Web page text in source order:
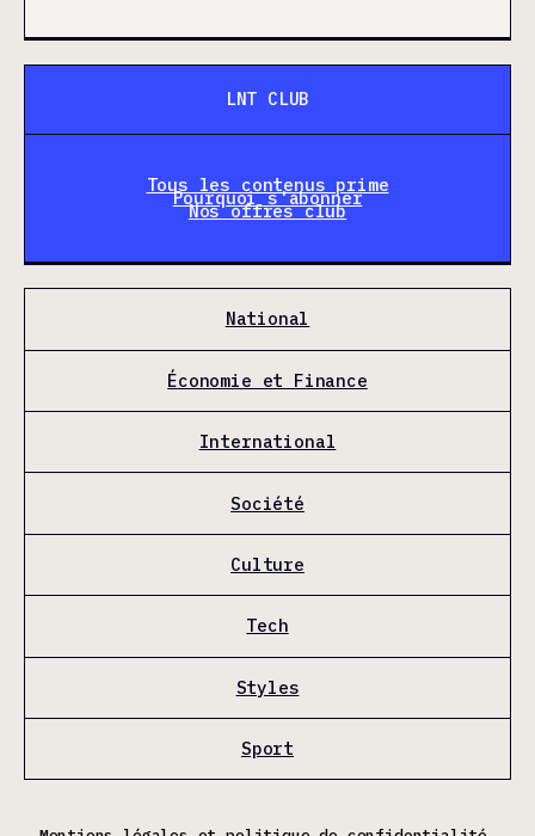
LNT CLUB
Tous les contenus prime
Pourquoi s'abonner
Nos offres club
National
Économie et Finance
International
Société
Culture
Tech
Styles
Sport